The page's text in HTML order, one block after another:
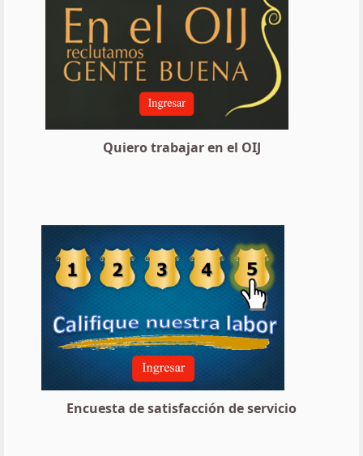
Quiero trabajar en el OIJ
Encuesta de satisfacción de servicio